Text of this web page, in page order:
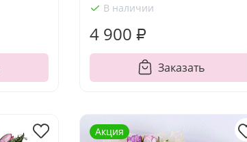
В наличии
4 900 ₽
Заказать
Акция